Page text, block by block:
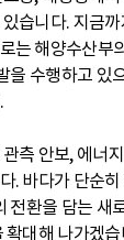
습니다. 지금
는 해양수산부
을 수행하고 있
측 안보, 에너
. 바다가 단순히
전환을 담는 새
확대해 나가겠습